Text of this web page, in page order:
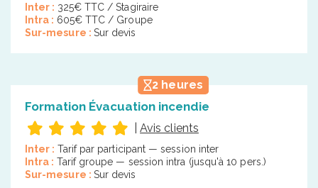
Inter : 325€ TTC / Stagiraire
Intra : 605€ TTC / Groupe
Sur-mesure : Sur devis
2 heures
Formation Évacuation incendie
Avis clients
Inter : Tarif par participant — session inter
Intra : Tarif groupe — session intra (jusqu'à 10 pers.)
Sur-mesure : Sur devis